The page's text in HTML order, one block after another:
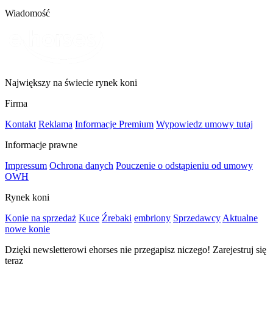
Wiadomość
Największy na świecie rynek koni
Firma
Kontakt Reklama Informacje Premium Wypowiedz umowy tutaj
Informacje prawne
Impressum Ochrona danych Pouczenie o odstąpieniu od umowy
OWH
Rynek koni
Konie na sprzedaż Kuce Źrebaki embriony Sprzedawcy Aktualne
nowe konie
Dzięki newsletterowi ehorses nie przegapisz niczego! Zarejestruj się
teraz